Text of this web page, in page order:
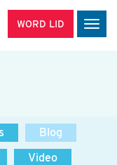
WORD LID
Blog
Video